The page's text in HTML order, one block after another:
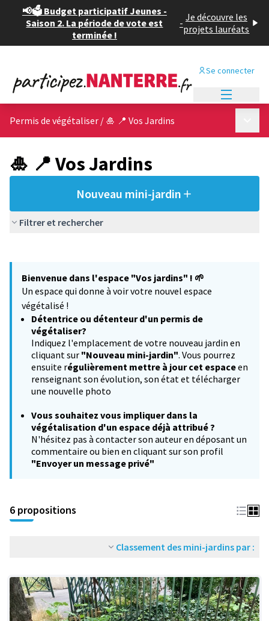
📢🗳️ Budget participatif Jeunes -
Saison 2. La période de vote est
terminée !
- Je découvre les
projets lauréats
Se connecter
Permis de végétaliser / 🎍 📍 Vos Jardins
🎍 📍 Vos Jardins
Nouveau mini-jardin
Filtrer et rechercher
−
Bienvenue dans l'espace "Vos jardins" ! 🌱
Un espace qui donne à voir votre nouvel espace
végétalisé !
Détentrice ou détenteur d'un permis de
végétaliser?
Indiquez l'emplacement de votre nouveau jardin en
cliquant sur "Nouveau mini-jardin". Vous pourrez
ensuite régulièrement mettre à jour cet espaceen
renseignant son évolution, son état et télécharger
une nouvelle photo
Vous souhaitez vous impliquer dans la
végétalisation d'un espace déjà attribué ?
N'hésitez pas à contacter son auteur en déposant un
commentaire ou bien en cliquant sur son profil
"Envoyer un message privé"
6 propositions
Classement des mini-jardins par :